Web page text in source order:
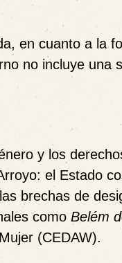
en cuanto a la
no incluye una
y los
el Estado
brechas de
como Belém
(CEDAW).